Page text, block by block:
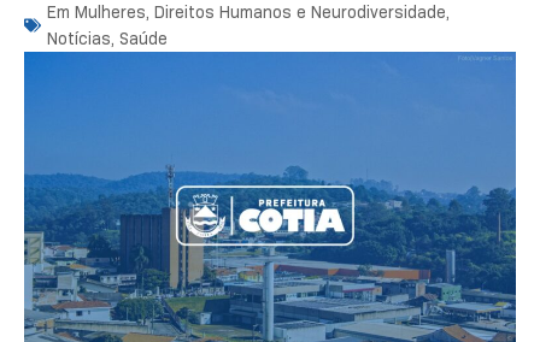
Em Mulheres, Direitos Humanos e Neurodiversidade,
Notícias, Saúde